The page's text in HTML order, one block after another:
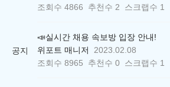
조회수 4866 추천수 2 스크랩수 1
공지
📣실시간 채용 속보방 입장 안내!
위포트 매니저
2023.02.08
조회수 8965 추천수 0 스크랩수 1